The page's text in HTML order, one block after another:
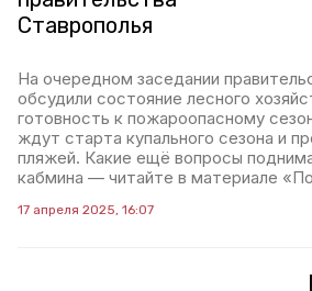
Ставрополья
На очередном заседании
обсудили состояние лесного
готовность к пожароопасному
ждут старта купального сезона и
пляжей. Какие ещё вопросы
кабмина — читайте в материале
17 апреля 2025, 16:07